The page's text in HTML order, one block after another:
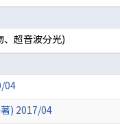
、超音波分光)
04
) 2017/04